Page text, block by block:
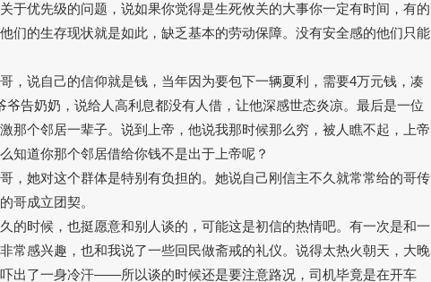
于优先级的问题，说如果你觉得是生死攸关的大事你一定有时间，有的
们的生存现状就是如此，缺乏基本的劳动保障。没有安全感的他们只能
，说自己的信仰就是钱，当年因为要包下一辆夏利，需要4万元钱，凑
爷告奶奶，说给人高利息都没有人借，让他深感世态炎凉。最后是一位
那个邻居一辈子。说到上帝，他说我那时候那么穷，被人瞧不起，上帝
知道你那个邻居借给你钱不是出于上帝呢？
，她对这个群体是特别有负担的。她说自己刚信主不久就常常给的哥传
哥成立团契。
的时候，也挺愿意和别人谈的，可能这是初信的热情吧。有一次是和一
常感兴趣，也和我说了一些回民做斋戒的礼仪。说得太热火朝天，大晚
出了一身冷汗——所以谈的时候还是要注意路况，司机毕竟是在开车